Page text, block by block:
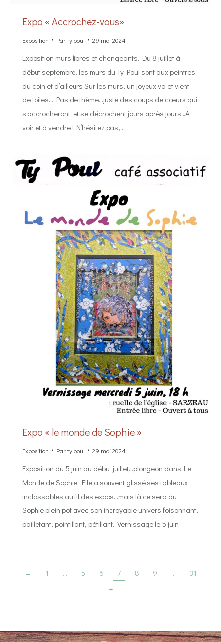
Expo « Accrochez-vous»
Exposition Party poul 29 mai 2024
Exposition murs libres et changeants. Du 8 juillet à
début septembre, les murs du Ty Poul sont aux peintres
du coin et d’ailleurs Sur les murs, un joyeux va et vient
de toiles. . Pas de thème…juste des coups de cœurs qui
s’accrocheront et se décrochent jours après jours…A
voir et à vendre ! N’hésitez pas,…
Expo « le monde de Sophie »
Exposition Party poul 29 mai 2024
Exposition du 5 juin au début juillet…plongeon dans Le
Monde de Sophie. Elle a souvent glissé ses tableaux
inclassables au fil des expos…mais là ce sera du
Sophie plein pot avec son incroyable univers foisonnant,
pailletant, pointillant, pétillant. Vernissage le 5 juin
← 1 … 5 6 7 8 9 …
31
→